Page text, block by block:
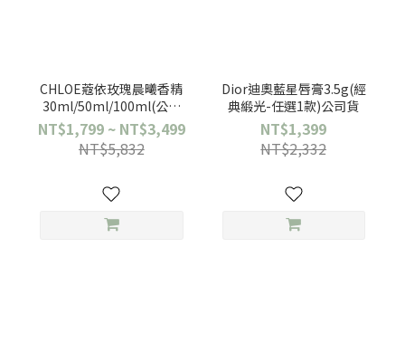
CHLOE蔻依玫瑰晨曦香精
30ml/50ml/100ml(公司
貨)
NT$1,799 ~ NT$3,499
NT$5,832
Dior迪奧藍星唇膏3.5g(經
典緞光-任選1款)公司貨
NT$1,399
NT$2,332